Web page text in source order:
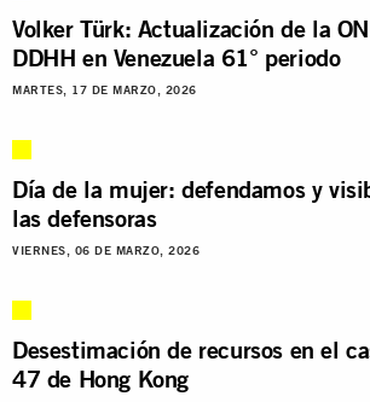
Volker Türk: Actualización de la
DDHH en Venezuela 61° periodo
MARTES, 17 DE MARZO, 2026
Día de la mujer: defendamos y
las defensoras
VIERNES, 06 DE MARZO, 2026
Desestimación de recursos en el
47 de Hong Kong